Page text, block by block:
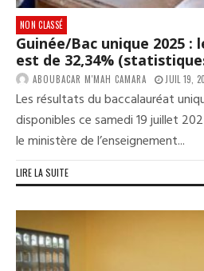
NON CLASSÉ
Guinée/Bac unique 2025
est de 32,34%
ABOUBACAR M'MAH CAMARA JUIL 19,
Les résultats du baccalauréat
disponibles ce samedi 19 juillet
le ministère de l’enseignement...
LIRE LA SUITE